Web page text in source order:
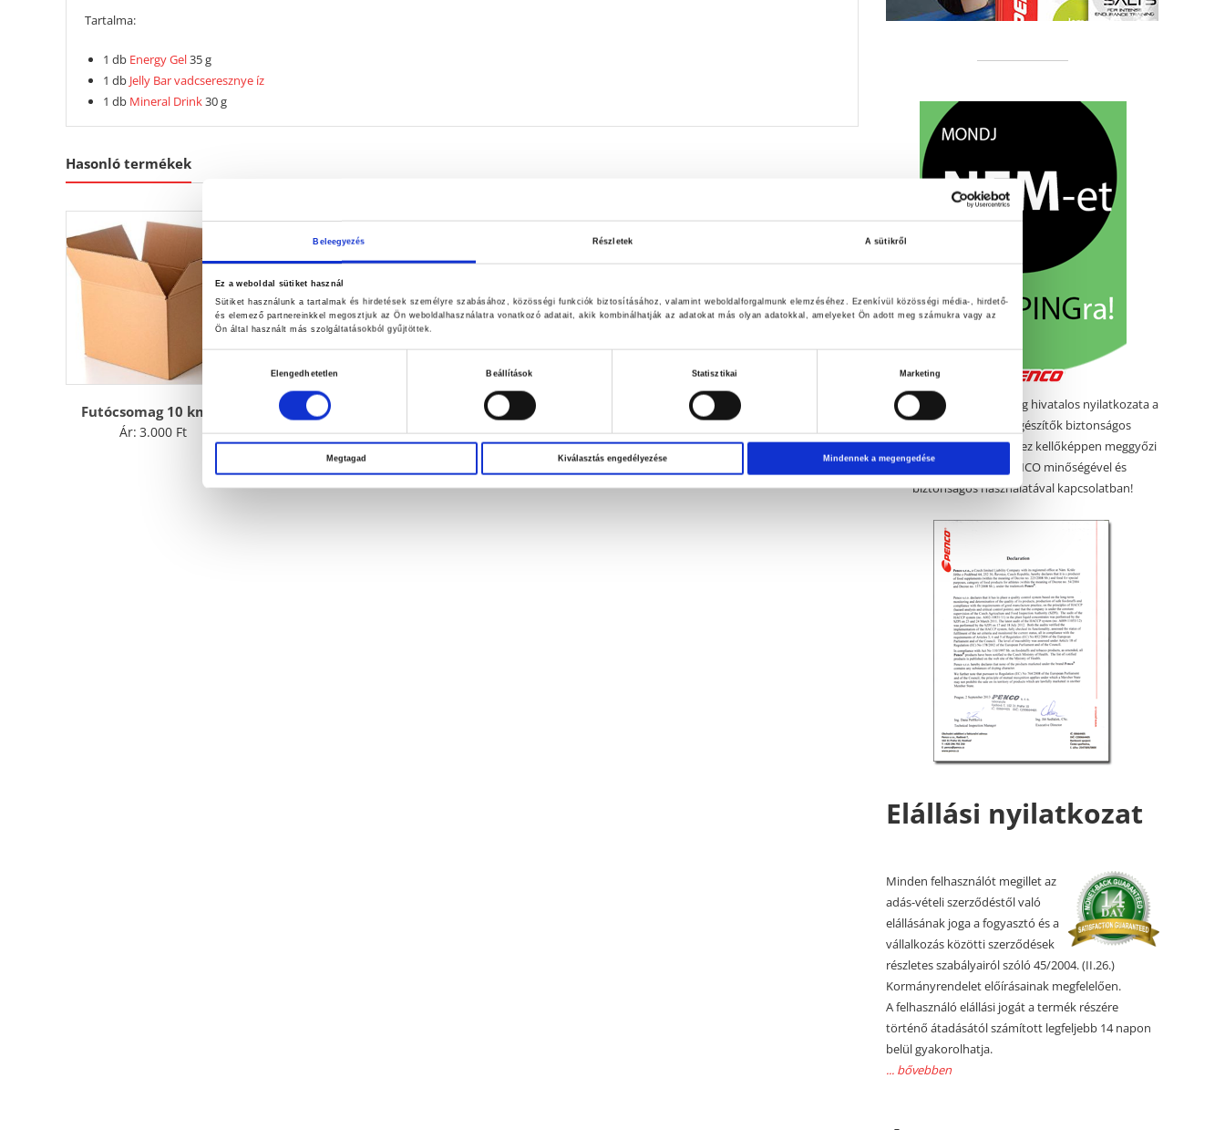
Beleegyezés Részletek A sütikről
Ez a weboldal sütiket használ
Sütiket használunk a tartalmak és hirdetések személyre szabásához, közösségi funkciók biztosításához, valamint weboldalforgalmunk elemzéséhez. Ezenkívül közösségi média-, hirdető-
és elemező partnereinkkel megosztjuk az Ön weboldalhasználatra vonatkozó adatait, akik kombinálhatják az adatokat más olyan adatokkal, amelyeket Ön adott meg számukra vagy az
Ön által használt más szolgáltatásokból gyűjtöttek.
Elengedhetetlen Beállítások Statisztikai Marketing
Megtagad Kiválasztás engedélyezése Mindennek a megengedése
Tartalma:
1 db Energy Gel35 g
1 db Jelly Bar vadcseresznye íz
1 db Mineral Drink30 g
Hasonló termékek
Futócsomag 10 km-ig
Ár: 3.000 Ft
Megérkezett a PENCO cég hivatalos nyilatkozata a
PENCO táplálék-kiegészítők biztonságos
használatáról. Remélem ez kellőképpen meggyőzi
a kétkedőket a PENCO minőségével és
biztonságos használatával kapcsolatban!
Elállási nyilatkozat
Minden felhasználót megillet az
adás-vételi szerződéstől való
elállásának joga a fogyasztó és a
vállalkozás közötti szerződések
részletes szabályairól szóló 45/2004. (II.26.)
Kormányrendelet előírásainak megfelelően.
A felhasználó elállási jogát a termék részére
történő átadásától számított legfeljebb 14 napon
belül gyakorolhatja.
... bővebben